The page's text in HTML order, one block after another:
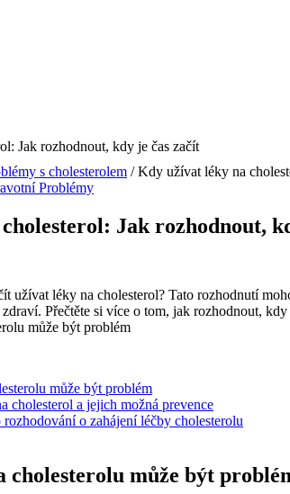
s cholesterolem / Kdy užívat léky na
Problémy
Jak rozhodnout,
užívat léky na cholesterol? Tato rozhodnutí
Přečtěte si více o tom, jak rozhodnout,
může být problém
cholesterol a jejich možná prevence
o zahájení léčby cholesterolu
cholesterolu může být